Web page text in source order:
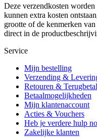
Deze verzendkosten
kunnen extra kosten
grootte of de kenmerken
direct in de
Service
Mijn bestelling
Verzending &
Retouren &
Betaalmogelijkheden
Mijn klantenaccount
Acties & Vouchers
Heb je verdere hulp
Zakelijke klanten